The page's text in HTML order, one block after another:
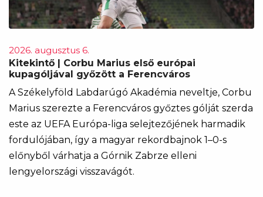
2026. augusztus 6.
Kitekintő | Corbu Marius első európai
kupagóljával győzött a Ferencváros
A Székelyföld Labdarúgó Akadémia neveltje, Corbu
Marius szerezte a Ferencváros győztes gólját szerda
este az UEFA Európa-liga selejtezőjének harmadik
fordulójában, így a magyar rekordbajnok 1–0-s
előnyből várhatja a Górnik Zabrze elleni
lengyelországi visszavágót.